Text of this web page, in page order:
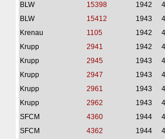
BLW
15398 1942
BLW
15412 1943
Krenau
1105 1942
Krupp
2941 1942
Krupp
2945 1943
Krupp
2947 1943
Krupp
2961 1943
Krupp
2962 1943
SFCM
4360 1944
SFCM
4362 1944